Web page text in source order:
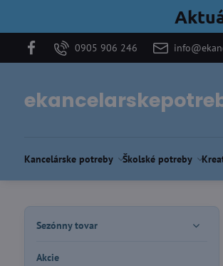
0905 906 246
Kancelárske potreby Školské potreby
Sezónny tovar
Akcie